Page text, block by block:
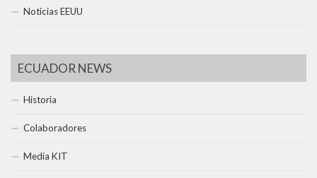
Noticias EEUU
ECUADOR NEWS
Historia
Colaboradores
Media KIT